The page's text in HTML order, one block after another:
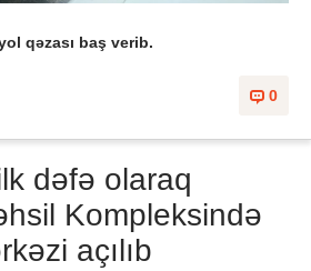
qəzası baş verib.
0
dəfə olaraq
Kompleksində
açılıb